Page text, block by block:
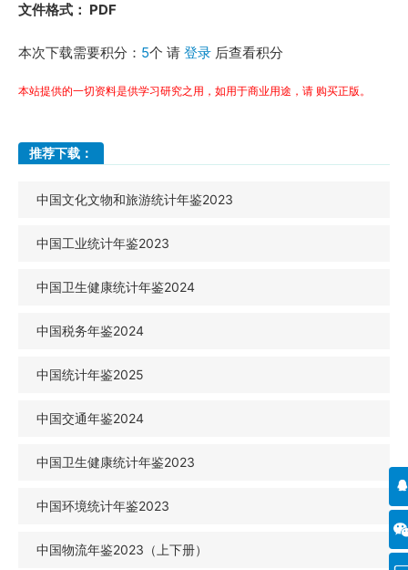
文件格式： PDF
本次下载需要积分： 5个 请 登录 后查看积分
本站提供的一切资料是供学习研究之用，如用于商业用途，请 购买正版。
推荐下载：
中国文化文物和旅游统计年鉴2023
中国工业统计年鉴2023
中国卫生健康统计年鉴2024
中国税务年鉴2024
中国统计年鉴2025
中国交通年鉴2024
中国卫生健康统计年鉴2023
中国环境统计年鉴2023
中国物流年鉴2023（上下册）